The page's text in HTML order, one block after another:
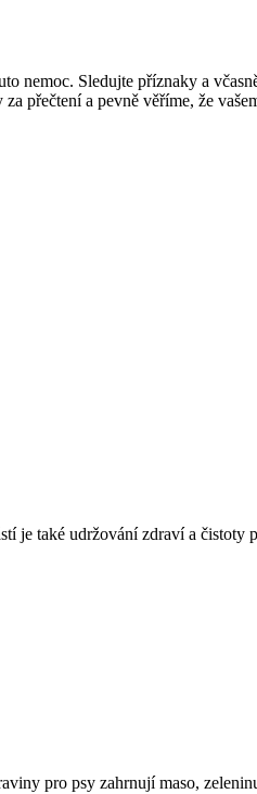
nemoc. Sledujte příznaky a
přečtení a pevně věříme, že
je také udržování zdraví a
pro psy zahrnují maso,